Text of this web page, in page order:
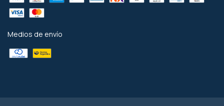
Medios de envío